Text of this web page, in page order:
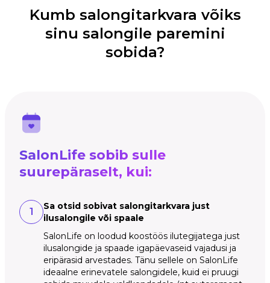
Kumb salongitarkvara võiks
sinu salongile paremini
sobida?
SalonLife sobib sulle
suurepäraselt, kui:
1
Sa otsid sobivat salongitarkvara just
ilusalongile või spaale
SalonLife on loodud koostöös ilutegijatega just
ilusalongide ja spaade igapäevaseid vajadusi ja
eripärasid arvestades. Tänu sellele on SalonLife
ideaalne erinevatele salongidele, kuid ei pruugi